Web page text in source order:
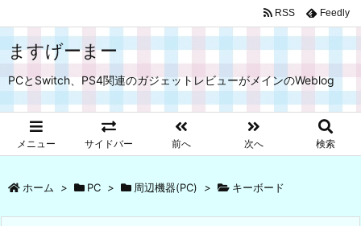
ますげーまー
PCとSwitch、PS4関連のガジェットレビューがメインのWeblog
メニュー サイドバー 前へ 次へ 検索
RSS Feedly
ホーム > PC > 周辺機器(PC) > キーボード